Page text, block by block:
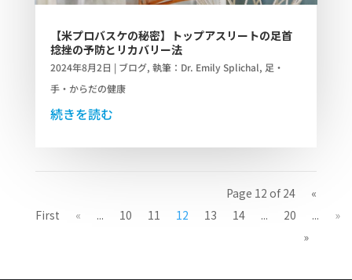
【米プロバスケの秘密】トップアスリートの足首
捻挫の予防とリカバリー法
2024年8月2日 | ブログ, 執筆：Dr. Emily Splichal, 足・
手・からだの健康
続きを読む
Page 12 of 24
«
First
« ... 10 11 12 13 14 ... 20 ...
»
»